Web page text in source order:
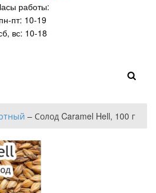
работы:
пн-пт: 10-19
вс: 10-18
– Солод Caramel Hell, 100 г